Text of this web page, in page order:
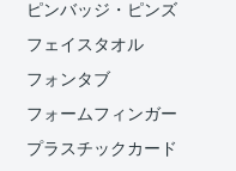
ピンバッジ・ピンズ
フェイスタオル
フォンタブ
フォームフィンガー
プラスチックカード